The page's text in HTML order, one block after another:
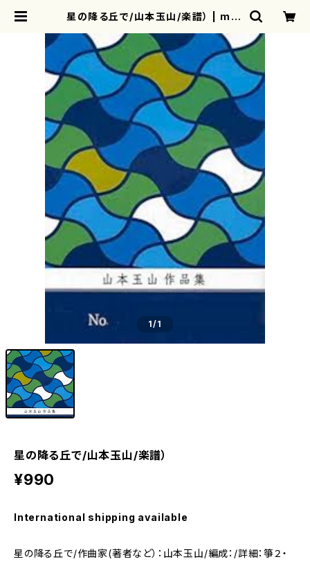
星の降る丘で/山本玉山/楽譜） | mot
1/1
星の降る丘で/山本玉山/楽譜）
¥990
International shipping available
星の降る丘で/作曲家(著者など）：山本玉山/編成：/詳細：箏２・